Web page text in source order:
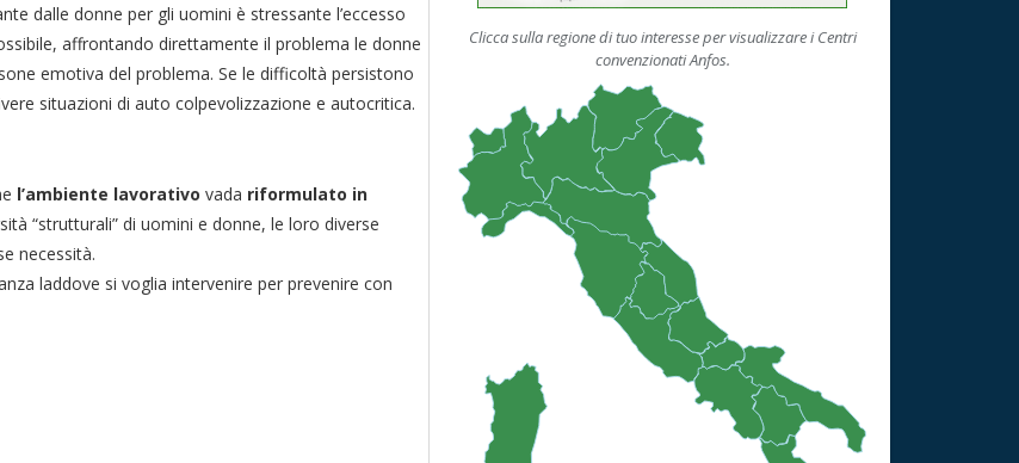
dalle donne per gli uomini è stressante l’eccesso
affrontando direttamente il problema le donne
emotiva del problema. Se le difficoltà persistono
situazioni di auto colpevolizzazione e autocritica.
l’ambiente lavorativo vada riformulato in
“strutturali” di uomini e donne, le loro diverse
necessità.
laddove si voglia intervenire per prevenire con
Clicca sulla regione di tuo interesse per visualizzare i Centri
convenzionati Anfos.